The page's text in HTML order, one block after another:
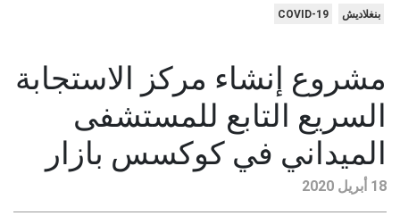
بنغلاديش COVID-19
مشروع إنشاء مركز الاستجابة
السريع التابع للمستشفى
الميداني في كوكسس بازار
18 أبريل 2020